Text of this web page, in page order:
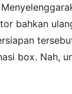
bahkan
box. Nah,